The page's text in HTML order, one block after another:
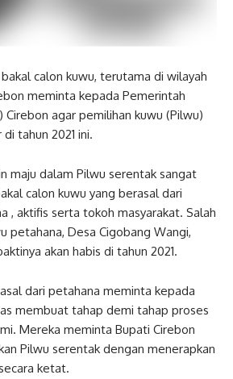
calon kuwu, terutama di wilayah
meminta kepada Pemerintah
Cirebon agar pemilihan kuwu (Pilwu)
tahun 2021 ini.
maju dalam Pilwu serentak sangat
calon kuwu yang berasal dari
, aktifis serta tokoh masyarakat. Salah
petahana, Desa Cigobang Wangi,
akan habis di tahun 2021.
dari petahana meminta kepada
membuat tahap demi tahap proses
Mereka meminta Bupati Cirebon
Pilwu serentak dengan menerapkan
ketat.